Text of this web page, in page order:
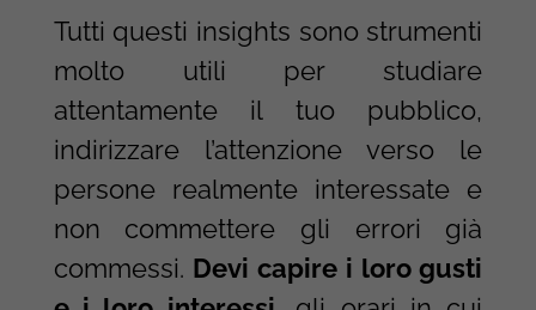
Tutti questi insights sono strumenti
molto utili per studiare
attentamente il tuo pubblico,
indirizzare l’attenzione verso le
persone realmente interessate e
non commettere gli errori già
commessi. Devi capire i loro gusti